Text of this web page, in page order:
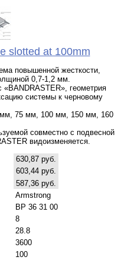
slotted at 100mm
повышенной жесткости,
0,7-1,2 мм.
«BANDRASTER», геометрия
системы к черновому
75 мм, 100 мм, 150 мм, 160
совместно с подвесной
видоизменяется.
630,87 руб.
603,44 руб.
587,36 руб.
Armstrong
BP 36 31 00
8
28.8
3600
100